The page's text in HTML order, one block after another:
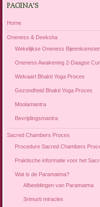
PAGINA’S
Home
Oneness & Deeksha
Wekelijkse Oneness
Oneness Awakening 2-Daagse
Welvaart Bhakti Yoga Proces
Gezondheid Bhakti Yoga Proces
Moolamantra
Bevrijdingsmantra
Sacred Chambers Proces
Procedure Sacred Chambers
Praktische informatie voor het
Wat is de Paramatma?
Afbeeldingen van Paramatma
Srimurti miracles